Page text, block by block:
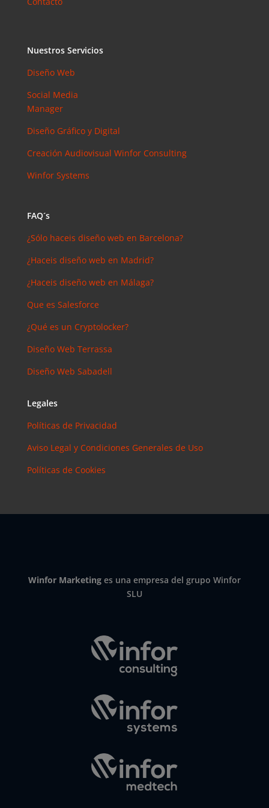
Eliasen
Instagram?
para saber
cuánto y
cómo
esta red
Nuestros Servicios
Diseño Web
Social Media
Manager
Diseño Gráfico y Digital
Creación Audiovisual Winfor Consulting
Winfor Systems
FAQ´s
¿Sólo haceis diseño web en Barcelona?
¿Haceis diseño web en Madrid?
¿Haceis diseño web en Málaga?
Que es Salesforce
¿Qué es un Cryptolocker?
Diseño Web Terrassa
Diseño Web Sabadell
Legales
Políticas de Privacidad
Aviso Legal y Condiciones Generales de Uso
Políticas de Cookies
Winfor Marketinges una empresa del grupo Winfor
SLU